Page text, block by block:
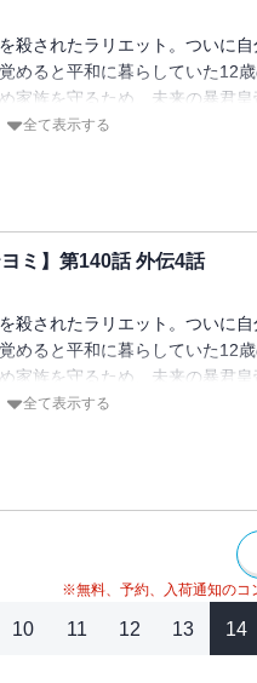
殺されたラリエット。ついに
めると平和に暮らしていた12
家族を守るため、未来の暴君皇
意し家を出る。でもこの時のル
全て表示する
ミ】第140話 外伝4話
殺されたラリエット。ついに
めると平和に暮らしていた12
家族を守るため、未来の暴君皇
意し家を出る。でもこの時のル
全て表示する
※無料、予約、入荷通知のコ
10 11 12 13 14